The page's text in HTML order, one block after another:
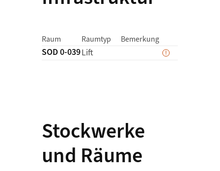
Raum Raumtyp Bemerkung
SOD 0-039Lift Daten
Stockwerke
und Räume